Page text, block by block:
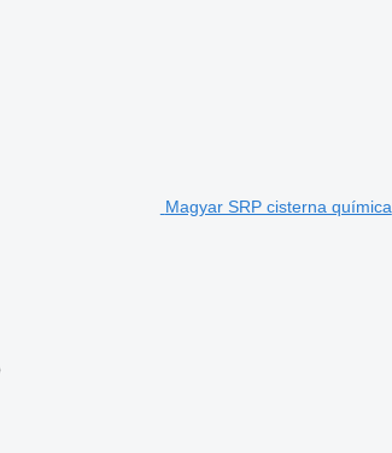
Magyar SRP cisterna química